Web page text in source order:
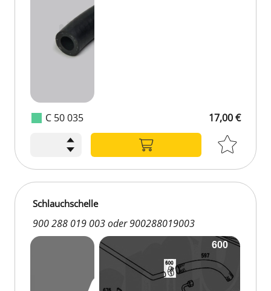
C 50 035 17,00 €
Schlauchschelle
900 288 019 003 oder 900288019003